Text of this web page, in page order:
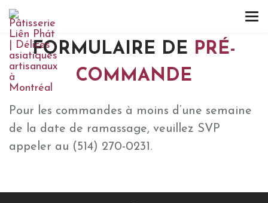
FORMULAIRE DE PRÉ-
COMMANDE
Pour les commandes à moins d’une semaine
de la date de ramassage, veuillez SVP
appeler au (514) 270-0231.